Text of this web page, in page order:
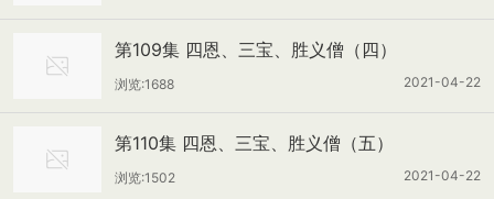
第109集 四恩、三宝、胜义僧（四）
2021-04-22
浏览:1688
第110集 四恩、三宝、胜义僧（五）
2021-04-22
浏览:1502